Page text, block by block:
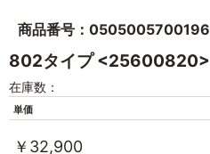
商品番号：0505005700196
802タイプ <25600820>
在庫数：
単価
￥32,900